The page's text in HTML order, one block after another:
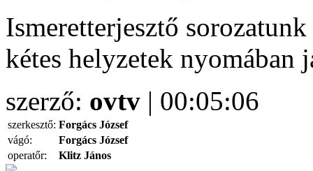
Ismeretterjesztő
kétes helyzetek nyomában
szerző: ovtv | 00:05:06
szerkesztő: Forgács József
vágó:
Forgács József
operatőr:
Klitz János